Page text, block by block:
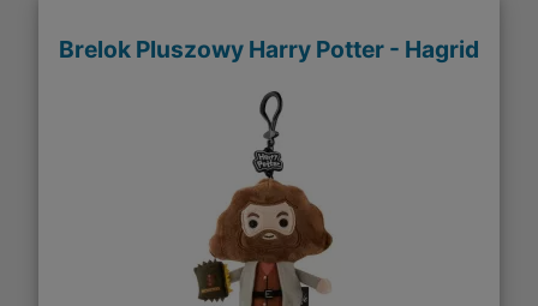
Brelok Pluszowy Harry Potter - Hagrid